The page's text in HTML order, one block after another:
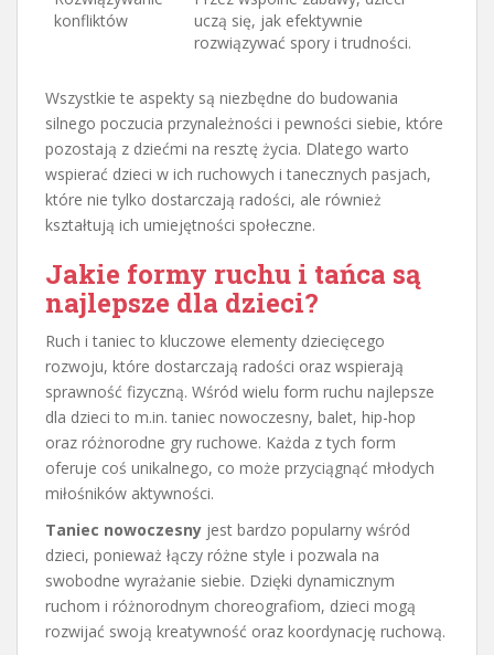
konfliktów
uczą się, jak efektywnie
rozwiązywać spory i trudności.
Wszystkie te aspekty są niezbędne do budowania
silnego poczucia przynależności i pewności siebie, które
pozostają z dziećmi na resztę życia. Dlatego warto
wspierać dzieci w ich ruchowych i tanecznych pasjach,
które nie tylko dostarczają radości, ale również
kształtują ich umiejętności społeczne.
Jakie formy ruchu i tańca są
najlepsze dla dzieci?
Ruch i taniec to kluczowe elementy dziecięcego
rozwoju, które dostarczają radości oraz wspierają
sprawność fizyczną. Wśród wielu form ruchu najlepsze
dla dzieci to m.in. taniec nowoczesny, balet, hip-hop
oraz różnorodne gry ruchowe. Każda z tych form
oferuje coś unikalnego, co może przyciągnąć młodych
miłośników aktywności.
Taniec nowoczesny jest bardzo popularny wśród
dzieci, ponieważ łączy różne style i pozwala na
swobodne wyrażanie siebie. Dzięki dynamicznym
ruchom i różnorodnym choreografiom, dzieci mogą
rozwijać swoją kreatywność oraz koordynację ruchową.